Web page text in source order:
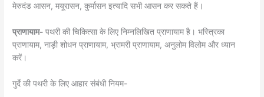
मेरुदंड आसन, मयूरासन, कुर्मासन इत्यादि सभी आसन कर सकते हैं।
प्राणायाम- पथरी की चिकित्सा के लिए निम्नलिखित प्राणायाम है। भस्त्रिका
प्राणायाम, नाड़ी शोधन प्राणायाम, भ्रामरी प्राणायाम, अनुलोम विलोम और ध्यान
करें।
गुर्दे की पथरी के लिए आहार संबंधी नियम-